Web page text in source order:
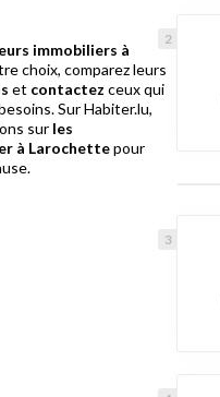
immobiliers à
choix, comparez leurs
et contactez ceux qui
Sur Habiter.lu,
sur les
à Larochettepour